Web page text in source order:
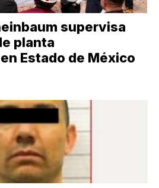
supervisa
planta
Estado de México